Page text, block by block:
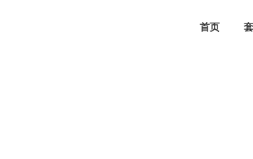
首页